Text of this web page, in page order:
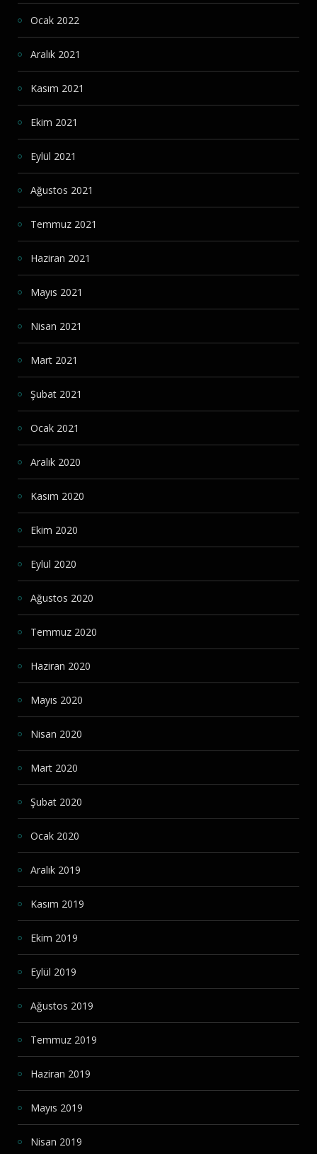
Ocak 2022
Aralık 2021
Kasım 2021
Ekim 2021
Eylül 2021
Ağustos 2021
Temmuz 2021
Haziran 2021
Mayıs 2021
Nisan 2021
Mart 2021
Şubat 2021
Ocak 2021
Aralık 2020
Kasım 2020
Ekim 2020
Eylül 2020
Ağustos 2020
Temmuz 2020
Haziran 2020
Mayıs 2020
Nisan 2020
Mart 2020
Şubat 2020
Ocak 2020
Aralık 2019
Kasım 2019
Ekim 2019
Eylül 2019
Ağustos 2019
Temmuz 2019
Haziran 2019
Mayıs 2019
Nisan 2019